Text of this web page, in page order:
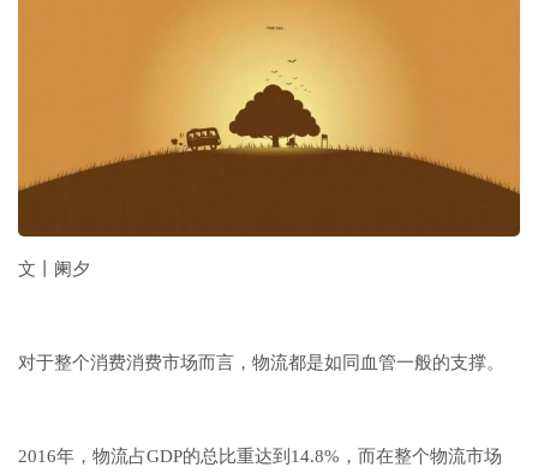
文丨阑夕
对于整个消费消费市场而言，物流都是如同血管一般的支撑。
2016年，物流占GDP的总比重达到14.8%，而在整个物流市场